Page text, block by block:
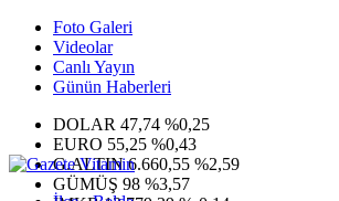
Foto Galeri
Videolar
Canlı Yayın
Günün Haberleri
DOLAR 47,74 %0,25
EURO 55,25 %0,43
G.ALTIN6.660,55 %2,59
GÜMÜŞ 98 %3,57